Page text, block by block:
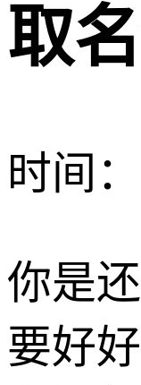
取
时间
你是
要好